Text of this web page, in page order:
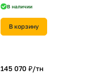
В наличии
В корзину
145 070 ₽/тн